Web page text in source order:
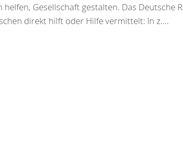
Gesellschaft gestalten. Das Deutsche
direkt hilft oder Hilfe vermittelt: In z....